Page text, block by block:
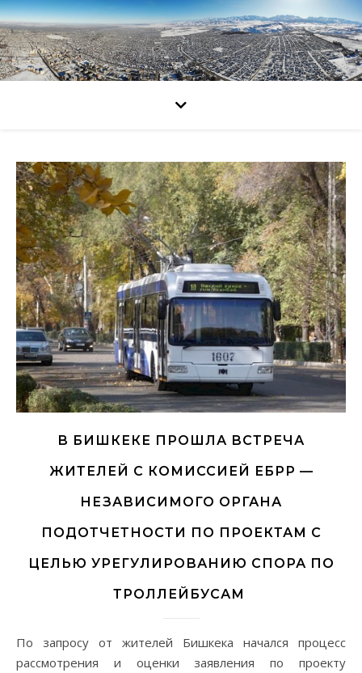
В БИШКЕКЕ ПРОШЛА ВСТРЕЧА
ЖИТЕЛЕЙ С КОМИССИЕЙ ЕБРР —
НЕЗАВИСИМОГО ОРГАНА
ПОДОТЧЕТНОСТИ ПО ПРОЕКТАМ С
ЦЕЛЬЮ УРЕГУЛИРОВАНИЮ СПОРА ПО
ТРОЛЛЕЙБУСАМ
По запросу от жителей Бишкека начался процесс
рассмотрения и оценки заявления по проекту